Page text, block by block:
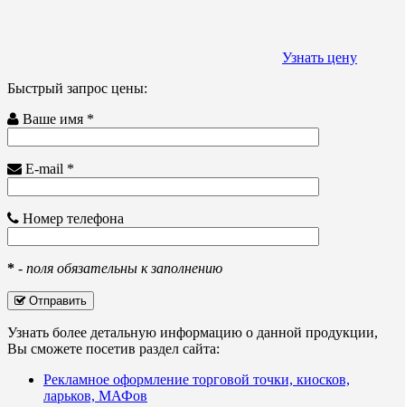
Узнать цену
Быстрый запрос цены:
Ваше имя *
E-mail *
Номер телефона
* - поля обязательны к заполнению
Отправить
Узнать более детальную информацию о данной продукции,
Вы сможете посетив раздел сайта:
Рекламное оформление торговой точки, киосков,
ларьков, МАФов